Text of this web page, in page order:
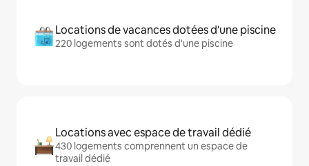
Locations de vacances dotées d'une piscine
220 logements sont dotés d'une piscine
Locations avec espace de travail dédié
430 logements comprennent un espace de
travail dédié